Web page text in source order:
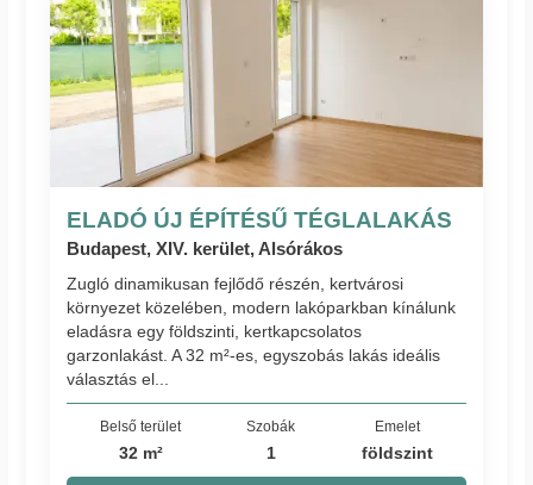
ELADÓ ÚJ ÉPÍTÉSŰ TÉGLALAKÁS
Budapest, XIV. kerület, Alsórákos
Zugló dinamikusan fejlődő részén, kertvárosi
környezet közelében, modern lakóparkban kínálunk
eladásra egy földszinti, kertkapcsolatos
garzonlakást. A 32 m²-es, egyszobás lakás ideális
választás el...
Belső terület
32 m²
Szobák
1
Emelet
földszint